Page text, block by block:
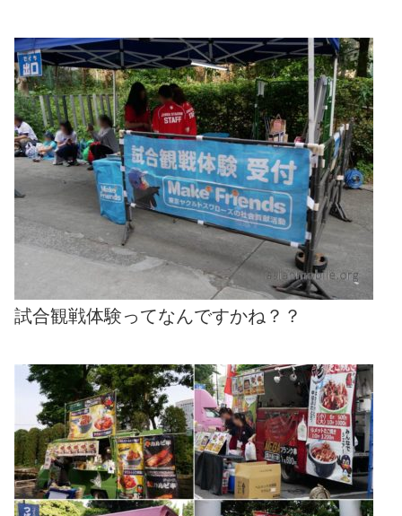
試合観戦体験ってなんですかね？？